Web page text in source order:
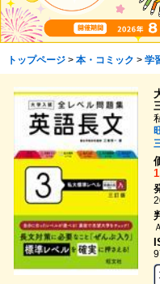
トップページ> 本・コミック > 学